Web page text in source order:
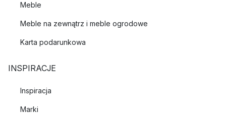
Meble
Meble na zewnątrz i meble ogrodowe
Karta podarunkowa
INSPIRACJE
Inspiracja
Marki